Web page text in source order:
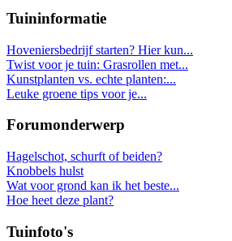
Tuininformatie
Hoveniersbedrijf starten? Hier kun...
Twist voor je tuin: Grasrollen met...
Kunstplanten vs. echte planten:...
Leuke groene tips voor je...
Forumonderwerp
Hagelschot, schurft of beiden?
Knobbels hulst
Wat voor grond kan ik het beste...
Hoe heet deze plant?
Tuinfoto's